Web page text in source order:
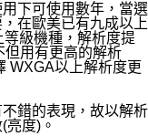
下可使用數年，當選
在歐美已有九成以上
級機種，解析度提
但用有更高的解析
WXGA以上解析度更
錯的表現，故以解析
度)。